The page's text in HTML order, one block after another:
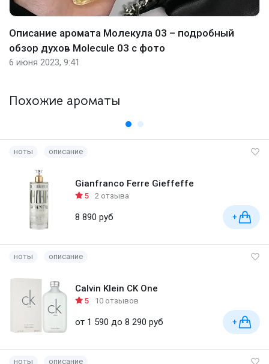
Описание аромата Молекула 03 – подробный
обзор духов Molecule 03 с фото
6 июня 2023, 9:41
Похожие ароматы
ноты описание
Gianfranco Ferre Gieffeffe
5 2 отзыва
8 890 руб +
ноты описание
Calvin Klein CK One
5 10 отзывов
от 1 590 до 8 290 руб +
ноты описание